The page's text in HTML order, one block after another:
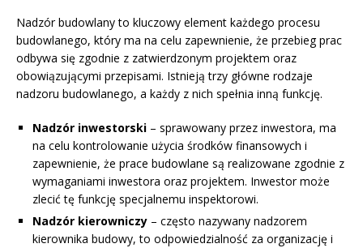
Nadzór budowlany to kluczowy element każdego procesu
budowlanego, który ma na celu zapewnienie, że przebieg prac
odbywa się zgodnie z zatwierdzonym projektem oraz
obowiązującymi przepisami. Istnieją trzy główne rodzaje
nadzoru budowlanego, a każdy z nich spełnia inną funkcję.
Nadzór inwestorski – sprawowany przez inwestora, ma
na celu kontrolowanie użycia środków finansowych i
zapewnienie, że prace budowlane są realizowane zgodnie z
wymaganiami inwestora oraz projektem. Inwestor może
zlecić tę funkcję specjalnemu inspektorowi.
Nadzór kierowniczy – często nazywany nadzorem
kierownika budowy, to odpowiedzialność za organizację i